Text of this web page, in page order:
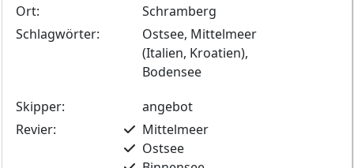
Ort:
Schramberg
Schlagwörter:
Ostsee, Mittelmeer
(Italien, Kroatien),
Bodensee
Skipper:
angebot
Revier:
Mittelmeer
Ostsee